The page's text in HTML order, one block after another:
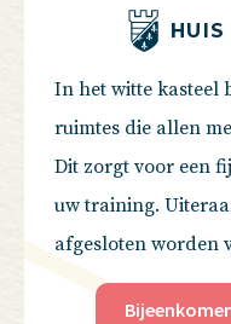
HUIS
In het witte kasteel
ruimtes die allen
Dit zorgt voor een
uw training.
afgesloten worden